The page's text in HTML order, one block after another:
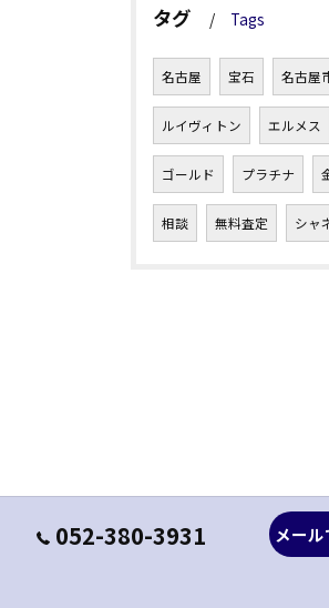
タグ Tags
名古屋 宝石 名古屋
ルイヴィトン エルメス
ゴールド プラチナ
相談 無料査定 シャ
052-380-3931 メー